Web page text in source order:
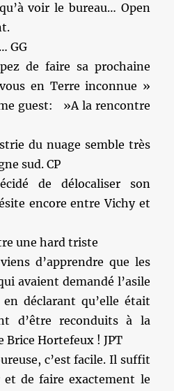
voir le bureau… Open
GG
de faire sa prochaine
en Terre inconnue »
guest: »A la rencontre
du nuage semble très
sud. CP
de délocaliser son
encore entre Vichy et
une hard triste
d’apprendre que les
avaient demandé l’asile
déclarant qu’elle était
d’être reconduits à la
Brice Hortefeux ! JPT
c’est facile. Il suffit
et de faire exactement le